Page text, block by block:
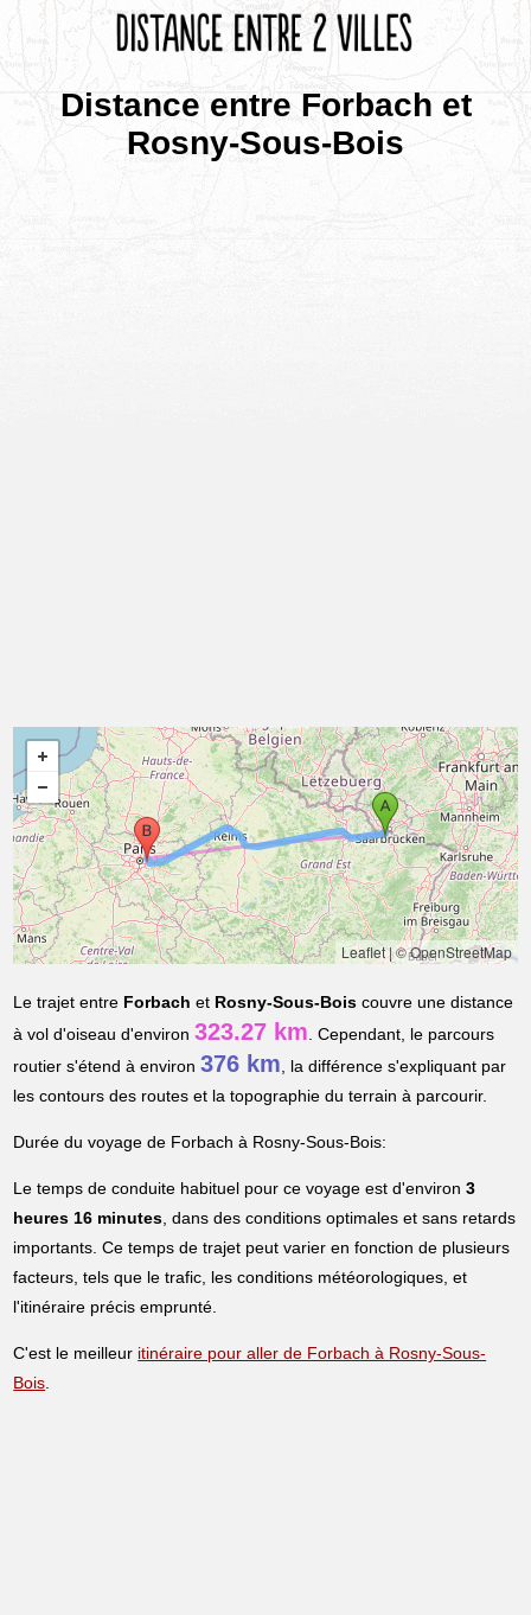
Distance entre Forbach et
Rosny-Sous-Bois
Leaflet|© OpenStreetMap
Le trajet entre Forbach et Rosny-Sous-Bois couvre une distance
à vol d'oiseau d'environ323.27 km. Cependant, le parcours
routier s'étend à environ376 km, la différence s'expliquant par
les contours des routes et la topographie du terrain à parcourir.
Durée du voyage de Forbach à Rosny-Sous-Bois:
Le temps de conduite habituel pour ce voyage est d'environ3
heures 16 minutes, dans des conditions optimales et sans retards
importants. Ce temps de trajet peut varier en fonction de plusieurs
facteurs, tels que le trafic, les conditions météorologiques, et
l'itinéraire précis emprunté.
C'est le meilleur itinéraire pour aller de Forbach à Rosny-Sous-
Bois.